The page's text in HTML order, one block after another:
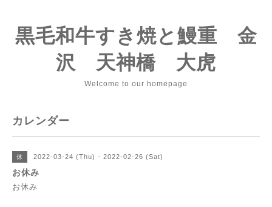
黒毛和牛すき焼と鰻重 金
沢 天神橋 大虎
Welcome to our homepage
カレンダー
休 2022-03-24 (Thu) - 2022-02-26 (Sat)
お休み
お休み